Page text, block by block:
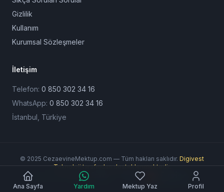
Ana Sayfa Yardım Mektup Yaz Profil
Gizlilik
Kullanım
Kurumsal Sözleşmeler
İletişim
Telefon: 0 850 302 34 16
WhatsApp: 0 850 302 34 16
İstanbul, Türkiye
© 2025 CezaevineMektup.com — Tüm hakları saklıdır. Digivest
Teknoloji tarafından desteklenmektedir.
Ödeme Yöntemleri: